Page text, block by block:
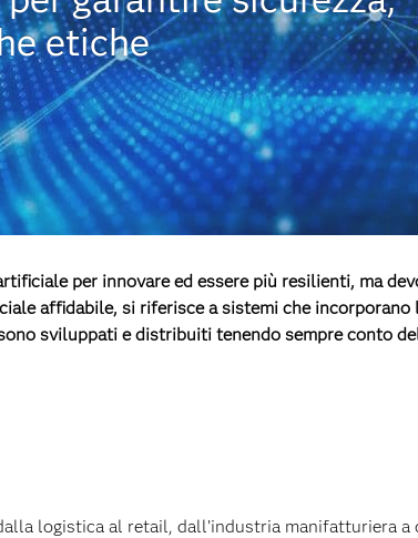
etiche
per innovare ed essere più resilienti, ma
affidabile, si riferisce a sistemi che
sviluppati e distribuiti tenendo sempre conto
logistica al retail, dall’industria manifatturiera a